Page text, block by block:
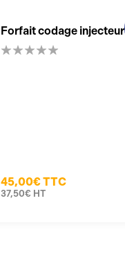
Forfait codage injecteur
45,00€TTC
37,50€ HT